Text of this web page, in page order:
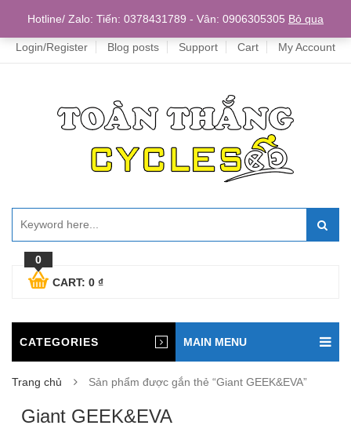
Home
Login/Register Blog posts Support Cart My Account
0
CART: 0 ₫
CATEGORIES MAIN MENU
Trang chủ Sản phẩm được gắn thẻ “Giant GEEK&EVA”
Giant GEEK&EVA
Hotline/ Zalo: Tiến: 0378431789 - Vân: 0906305305 Bỏ qua